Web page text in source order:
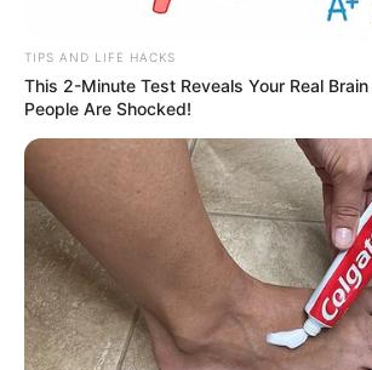
τις τροφές για τις κότες στην
Περισσότερα νέα από την
Κοινωνικό οικιακό τιμολόγιο
Δωρόσημο καλοκαιριού
πληρωθεί;
Η δίδυμη παραλία-έκπληξη της
TIPS AND LIFE HACKS
This 2-Minute Test Reveals Your Real
People Are Shocked!